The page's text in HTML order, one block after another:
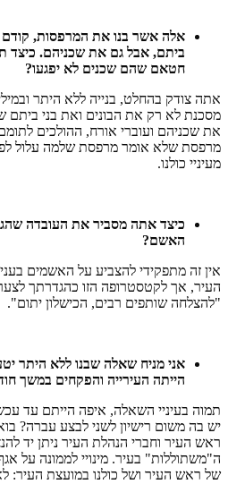
אלה אשר בנו את המרפסות,
ביתם, אבל גם את שכניהם.
חטאם שהם שכנים לא יפגעו?
אתה צודק בהחלט, בנייה ללא היתר
מסכנת לא רק את הבונים ואת בני ביתם
את שכניהם ועוברי אורח, ההולכים
מרפסת שלא אומר מרפסת שלמה עלול
מעיניי כולנו.
כיצד אתה מסביר את העובדה
האשם?
אין זה מתפקידי להצביע על האשמים
העיר, אך לקטסטרופה הזו כהגדרתך
"להצלחה שותפים רבים, הכישלון יתום".
אני מניח שאלה שבנו ללא היתר
הייתה העירייה והפקחים במשך
תמוה בעיניי השאלה, איפה הייתם עד
יש בה משום רישיון לשני לבצע עברה?
ראש העיר וחברי הנהלת העיר ניתן יד
ה"משתוללות" בעיר. מינויי לממונה על
של ראש העיר ושל כולנו במועצת העיר: